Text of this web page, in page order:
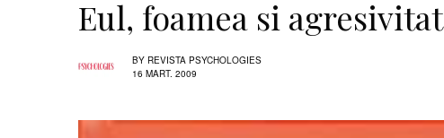
Eul, foamea si
BY REVISTA PSYCHOLOGIES
16 MART. 2009